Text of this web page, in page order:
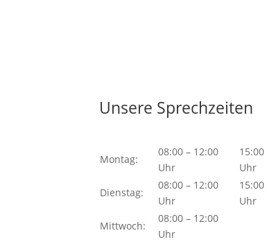
Unsere Sprechzeiten
Montag:
08:00 – 12:00
Uhr
15:00
Uhr
Dienstag:
08:00 – 12:00
Uhr
15:00
Uhr
Mittwoch:
08:00 – 12:00
Uhr